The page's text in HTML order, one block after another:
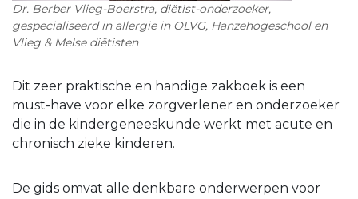
Dr. Berber Vlieg-Boerstra, diëtist-onderzoeker,
gespecialiseerd in allergie in OLVG, Hanzehogeschool en
Vlieg & Melse diëtisten
Dit zeer praktische en handige zakboek is een
must-have voor elke zorgverlener en onderzoeker
die in de kindergeneeskunde werkt met acute en
chronisch zieke kinderen.
De gids omvat alle denkbare onderwerpen voor